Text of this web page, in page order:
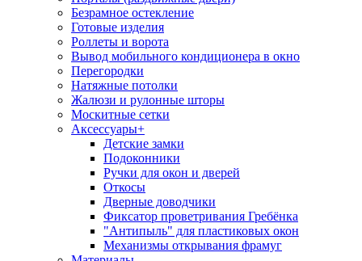
Безрамное остекление
Готовые изделия
Роллеты и ворота
Вывод мобильного кондиционера в окно
Перегородки
Натяжные потолки
Жалюзи и рулонные шторы
Москитные сетки
Аксессуары+
Детские замки
Подоконники
Ручки для окон и дверей
Откосы
Дверные доводчики
Фиксатор проветривания Гребёнка
"Антипыль" для пластиковых окон
Механизмы открывания фрамуг